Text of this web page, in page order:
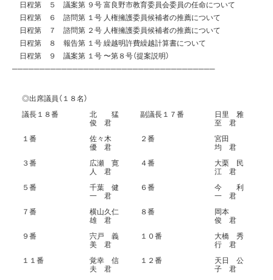
日程第 ５ 議案第 ９号 富良野市教育委員会委員の任命について
日程第 ６ 諮問第 １号 人権擁護委員候補者の推薦について
日程第 ７ 諮問第 ２号 人権擁護委員候補者の推薦について
日程第 ８ 報告第 １号 繰越明許費繰越計算書について
日程第 ９ 議案第 １号 〜第８号（提案説明）
─────────────────────────────────────
◎出席議員（１８名）
議長１８番
北 猛
俊 君
副議長１７番
日里 雅
至 君
１番
佐々木
優 君
２番
宮田
均 君
３番
広瀬 寛
人 君
４番
大栗 民
江 君
５番
千葉 健
一 君
６番
今 利
一 君
７番
横山久仁
雄 君
８番
岡本
俊 君
９番
宍戸 義
美 君
１０番
大橋 秀
行 君
１１番
覚幸 信
夫 君
１２番
天日 公
子 君